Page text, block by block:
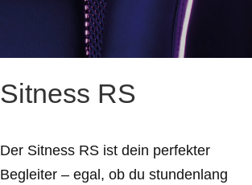
Sitness RS
Der Sitness RS ist dein perfekter
Begleiter – egal, ob du stundenlang